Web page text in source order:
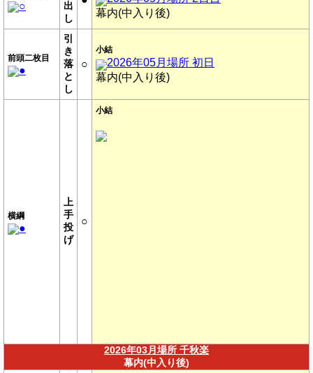
○
出
し
幕内(中入り後)
前頭二枚目
●
引
き
落
と
し
○
小結
2026年05月場所 初日
幕内(中入り後)
横綱
●
上
手
投
げ
○
小結
2026年03月場所 千秋楽
幕内(中入り後)